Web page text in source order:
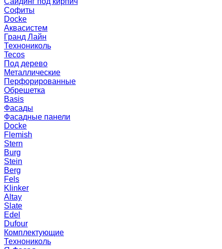
Софиты
Docke
Аквасистем
Гранд Лайн
Технониколь
Tecos
Под дерево
Металлические
Перфорированные
Обрешетка
Basis
Фасады
Фасадные панели
Docke
Flemish
Stern
Burg
Stein
Berg
Fels
Klinker
Altay
Slate
Edel
Dufour
Комплектующие
Технониколь